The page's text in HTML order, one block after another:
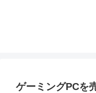
ゲーミングPCを